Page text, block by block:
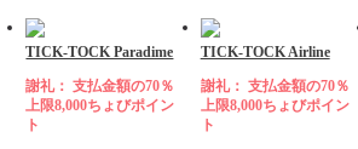
TICK-TOCK Paradime
謝礼： 支払金額の70％
上限8,000ちょびポイン
ト
TICK-TOCK Airline
謝礼： 支払金額の70％
上限8,000ちょびポイン
ト